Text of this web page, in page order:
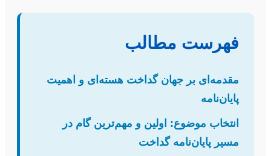
فهرست مطالب
مقدمه‌ای بر جهان گداخت هسته‌ای و اهمیت
پایان‌نامه
انتخاب موضوع: اولین و مهم‌ترین گام در
مسیر پایان‌نامه گداخت